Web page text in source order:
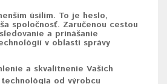
úsilím. To je heslo,
spoločnosť. Zaručenou cestou
a prinášanie
v oblasti správy
a skvalitnenie Vašich
od výrobcu